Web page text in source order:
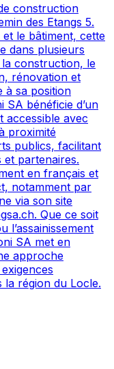
construction
des Etangs 5.
le bâtiment, cette
dans plusieurs
la construction, le
rénovation et
à sa position
bénéficie d’un
accessible avec
proximité
publics, facilitant
et partenaires.
en français et
notamment par
via son site
Que ce soit
l’assainissement
SA met en
approche
la région du Locle.